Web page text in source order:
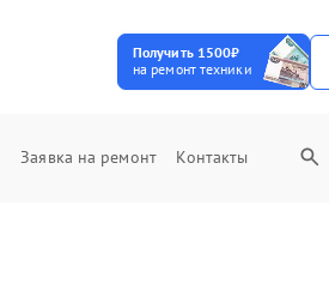
Получить 1500₽
на ремонт техники
Заявка на ремонт Контакты